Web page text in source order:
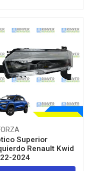
Superior
Renault Kwid
2024